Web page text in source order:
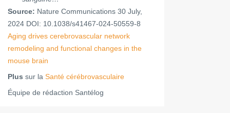
Source: Nature Communications 30 July,
2024 DOI: 10.1038/s41467-024-50559-8
Aging drives cerebrovascular network
remodeling and functional changes in the
mouse brain
Plus sur la Santé cérébrovasculaire
Équipe de rédaction Santélog